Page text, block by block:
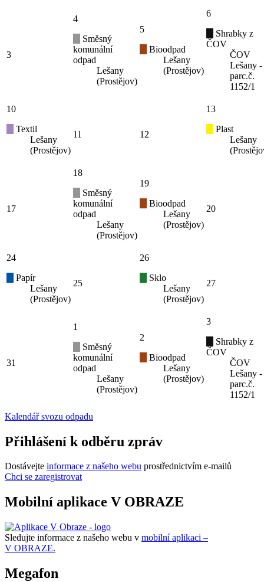
3
4
Směsný
komunální
odpad
Lešany
(Prostějov)
5
Bioodpad
Lešany
(Prostějov)
6
Shrabky z
ČOV
ČOV
Lešany -
parc.č.
1152/1
10
Textil
Lešany
(Prostějov)
11 12
13
Plast
Lešany
17
18
Směsný
komunální
odpad
Lešany
(Prostějov)
19
Bioodpad
Lešany
(Prostějov)
20
24
Papír
Lešany
(Prostějov)
25
26
Sklo
Lešany
(Prostějov)
27
31
1
Směsný
komunální
odpad
Lešany
(Prostějov)
2
Bioodpad
Lešany
(Prostějov)
3
Shrabky z
ČOV
ČOV
Lešany -
parc.č.
1152/1
Kalendář svozu odpadu
Přihlášení k odběru zpráv
Dostávejte informace z našeho webu prostřednictvím e-mailů
Chci se zaregistrovat
Mobilní aplikace V OBRAZE
Sledujte informace z našeho webu v mobilní aplikaci –
V OBRAZE.
Megafon